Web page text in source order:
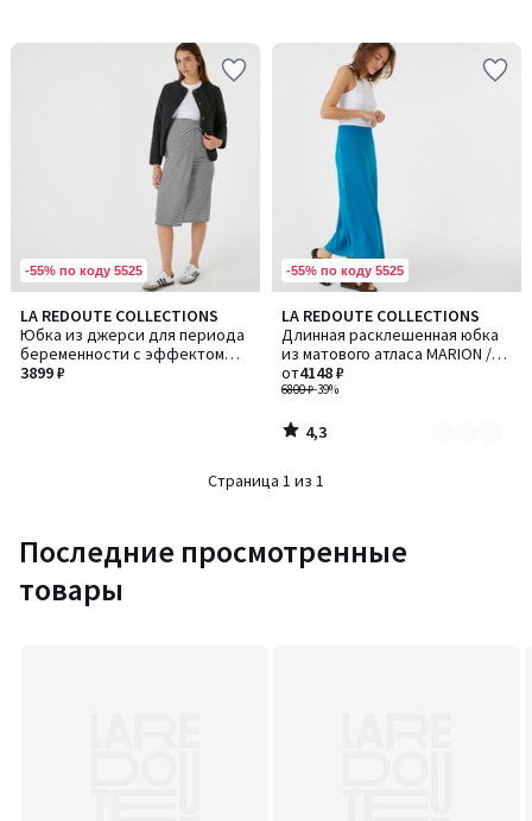
-55% по коду 5525
LA REDOUTE COLLECTIONS
Юбка из джерси для периода
беременности с эффектом
запаха
3899 ₽
-55% по коду 5525
LA REDOUTE COLLECTIONS
Длинная расклешенная юбка
из матового атласа MARION /
МАРИОН
6800 ₽-39%
от4148 ₽
4,3
/ 5
Количество
цветов:
4
4,3
/
Страница 1 из 1
Последние просмотренные
товары